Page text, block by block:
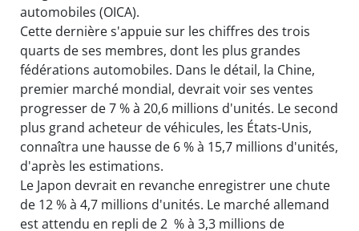
automobiles (OICA).
Cette dernière s'appuie sur les chiffres des trois
quarts de ses membres, dont les plus grandes
fédérations automobiles. Dans le détail, la Chine,
premier marché mondial, devrait voir ses ventes
progresser de 7 % à 20,6 millions d'unités. Le second
plus grand acheteur de véhicules, les États-Unis,
connaîtra une hausse de 6 % à 15,7 millions d'unités,
d'après les estimations.
Le Japon devrait en revanche enregistrer une chute
de 12 % à 4,7 millions d'unités. Le marché allemand
est attendu en repli de 2 % à 3,3 millions de